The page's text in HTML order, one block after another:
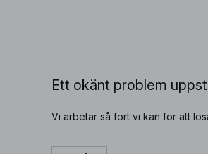
Ett okänt problem
Vi arbetar så fort vi kan för att